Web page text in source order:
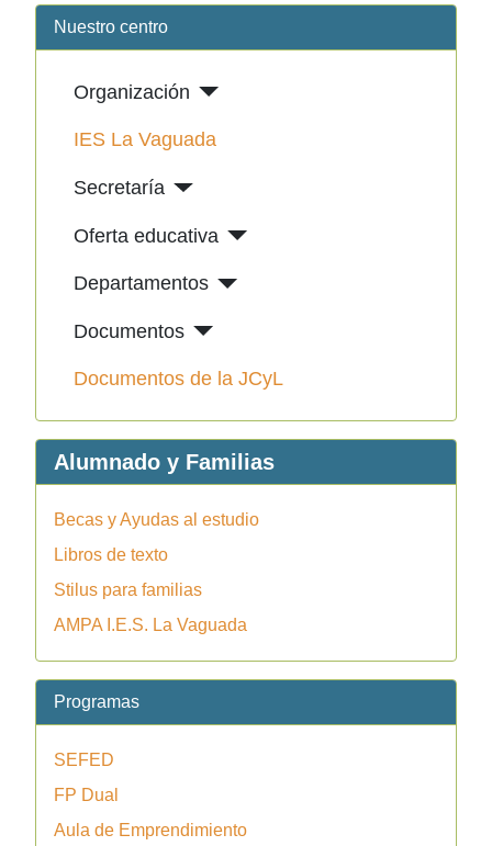
Nuestro centro
Organización
IES La Vaguada
Secretaría
Oferta educativa
Departamentos
Documentos
Documentos de la JCyL
Alumnado y Familias
Becas y Ayudas al estudio
Libros de texto
Stilus para familias
AMPA I.E.S. La Vaguada
Programas
SEFED
FP Dual
Aula de Emprendimiento